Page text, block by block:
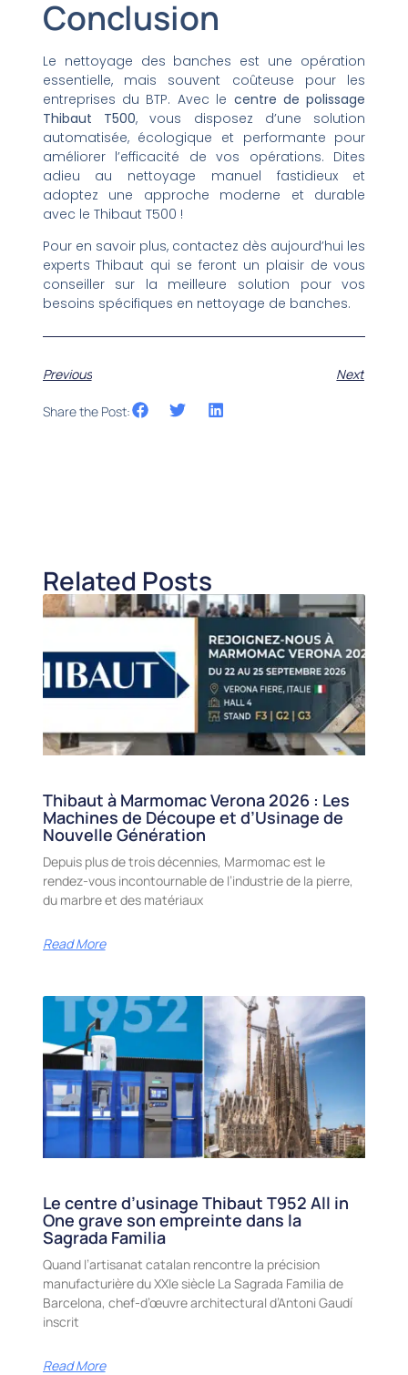
Conclusion
Le nettoyage des banches est une opération
essentielle, mais souvent coûteuse pour les
entreprises du BTP. Avec le centre de polissage
Thibaut T500, vous disposez d’une solution
automatisée, écologique et performante pour
améliorer l’efficacité de vos opérations. Dites
adieu au nettoyage manuel fastidieux et
adoptez une approche moderne et durable
avec le Thibaut T500 !
Pour en savoir plus, contactez dès aujourd’hui les
experts Thibaut qui se feront un plaisir de vous
conseiller sur la meilleure solution pour vos
besoins spécifiques en nettoyage de banches.
Previous Next
Share the Post:
Related Posts
Thibaut à Marmomac Verona 2026 : Les
Machines de Découpe et d’Usinage de
Nouvelle Génération
Depuis plus de trois décennies, Marmomac est le
rendez-vous incontournable de l’industrie de la pierre,
du marbre et des matériaux
Read More
Le centre d’usinage Thibaut T952 All in
One grave son empreinte dans la
Sagrada Familia
Quand l’artisanat catalan rencontre la précision
manufacturière du XXIe siècle La Sagrada Familia de
Barcelona, chef-d’œuvre architectural d’Antoni Gaudí
inscrit
Read More